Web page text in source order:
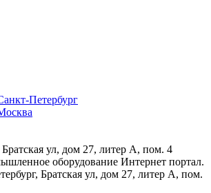
Петербург
Братская ул, дом 27, литер А, пом. 4
оборудование Интернет портал.
Братская ул, дом 27, литер А, пом.